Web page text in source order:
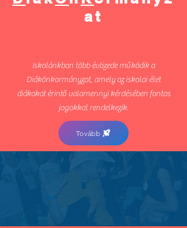
at
Iskolánkban több évtizede működik a
Diákönkormányzat, amely az iskolai élet
diákokat érintő valamennyi kérdésében fontos
jogokkal rendelkezik.
Tovább